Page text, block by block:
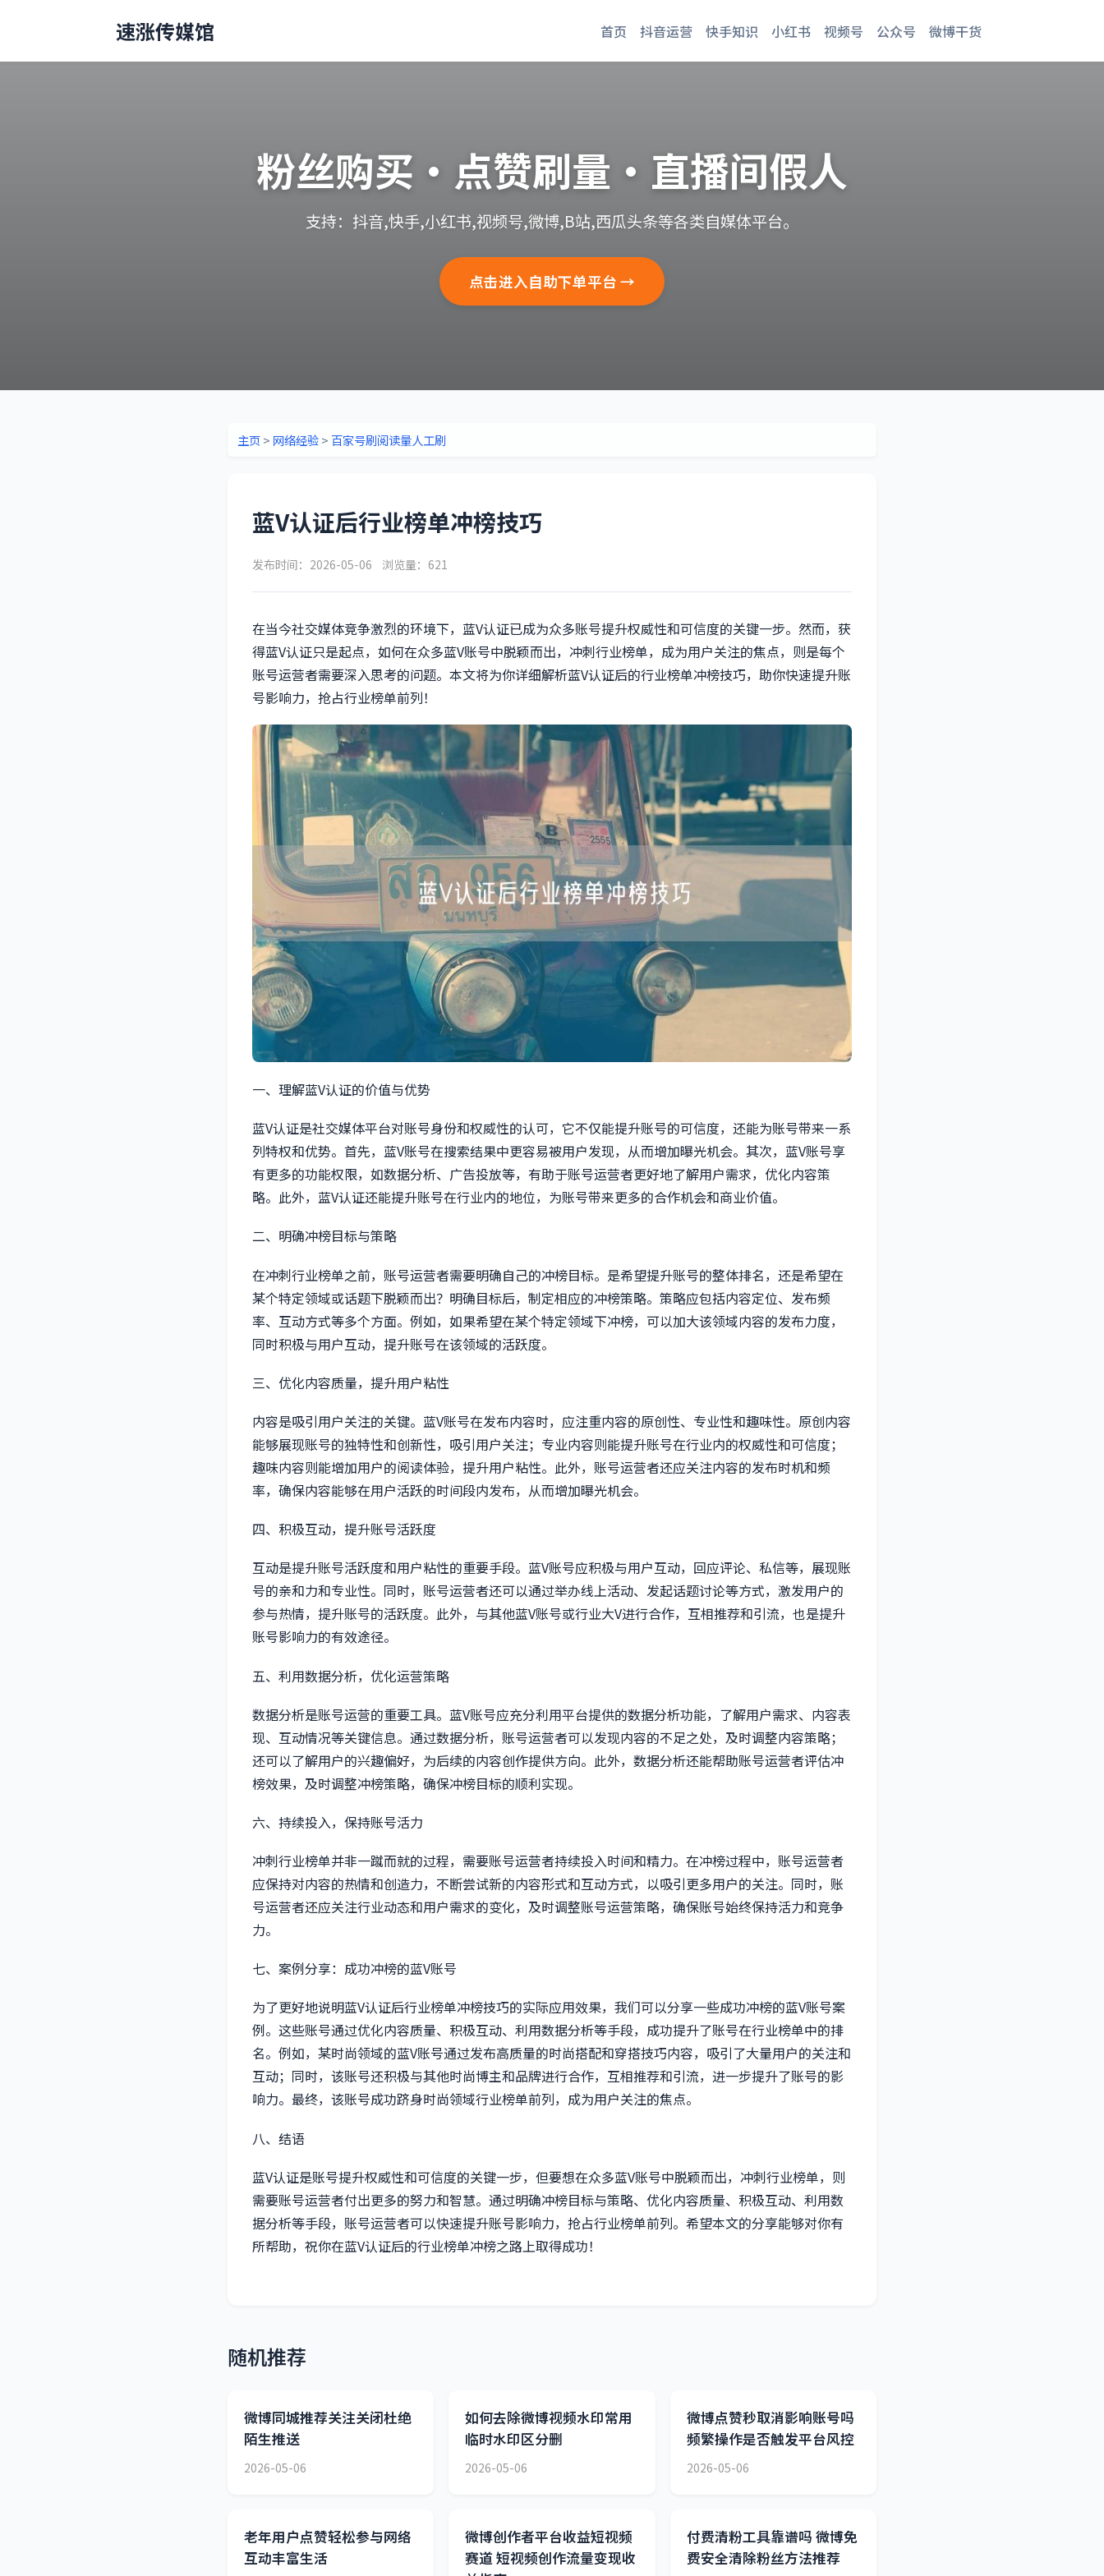
速涨传媒馆 首页 抖音运营 快手知识 小红书 视频号 公众号 微博干货
粉丝购买·点赞刷量·直播间假人
支持：抖音,快手,小红书,视频号,微博,B站,西瓜头条等各类自媒体平台。
点击进入自助下单平台 →
主页> 网络经验> 百家号刷阅读量人工刷
蓝V认证后行业榜单冲榜技巧
发布时间：2026-05-06 浏览量：621
在当今社交媒体竞争激烈的环境下，蓝V认证已成为众多账号提升权威性和可信度的关键一步。然而，获
得蓝V认证只是起点，如何在众多蓝V账号中脱颖而出，冲刺行业榜单，成为用户关注的焦点，则是每个
账号运营者需要深入思考的问题。本文将为你详细解析蓝V认证后的行业榜单冲榜技巧，助你快速提升账
号影响力，抢占行业榜单前列！
一、理解蓝V认证的价值与优势
蓝V认证是社交媒体平台对账号身份和权威性的认可，它不仅能提升账号的可信度，还能为账号带来一系
列特权和优势。首先，蓝V账号在搜索结果中更容易被用户发现，从而增加曝光机会。其次，蓝V账号享
有更多的功能权限，如数据分析、广告投放等，有助于账号运营者更好地了解用户需求，优化内容策
略。此外，蓝V认证还能提升账号在行业内的地位，为账号带来更多的合作机会和商业价值。
二、明确冲榜目标与策略
在冲刺行业榜单之前，账号运营者需要明确自己的冲榜目标。是希望提升账号的整体排名，还是希望在
某个特定领域或话题下脱颖而出？明确目标后，制定相应的冲榜策略。策略应包括内容定位、发布频
率、互动方式等多个方面。例如，如果希望在某个特定领域下冲榜，可以加大该领域内容的发布力度，
同时积极与用户互动，提升账号在该领域的活跃度。
三、优化内容质量，提升用户粘性
内容是吸引用户关注的关键。蓝V账号在发布内容时，应注重内容的原创性、专业性和趣味性。原创内容
能够展现账号的独特性和创新性，吸引用户关注；专业内容则能提升账号在行业内的权威性和可信度；
趣味内容则能增加用户的阅读体验，提升用户粘性。此外，账号运营者还应关注内容的发布时机和频
率，确保内容能够在用户活跃的时间段内发布，从而增加曝光机会。
四、积极互动，提升账号活跃度
互动是提升账号活跃度和用户粘性的重要手段。蓝V账号应积极与用户互动，回应评论、私信等，展现账
号的亲和力和专业性。同时，账号运营者还可以通过举办线上活动、发起话题讨论等方式，激发用户的
参与热情，提升账号的活跃度。此外，与其他蓝V账号或行业大V进行合作，互相推荐和引流，也是提升
账号影响力的有效途径。
五、利用数据分析，优化运营策略
数据分析是账号运营的重要工具。蓝V账号应充分利用平台提供的数据分析功能，了解用户需求、内容表
现、互动情况等关键信息。通过数据分析，账号运营者可以发现内容的不足之处，及时调整内容策略；
还可以了解用户的兴趣偏好，为后续的内容创作提供方向。此外，数据分析还能帮助账号运营者评估冲
榜效果，及时调整冲榜策略，确保冲榜目标的顺利实现。
六、持续投入，保持账号活力
冲刺行业榜单并非一蹴而就的过程，需要账号运营者持续投入时间和精力。在冲榜过程中，账号运营者
应保持对内容的热情和创造力，不断尝试新的内容形式和互动方式，以吸引更多用户的关注。同时，账
号运营者还应关注行业动态和用户需求的变化，及时调整账号运营策略，确保账号始终保持活力和竞争
力。
七、案例分享：成功冲榜的蓝V账号
为了更好地说明蓝V认证后行业榜单冲榜技巧的实际应用效果，我们可以分享一些成功冲榜的蓝V账号案
例。这些账号通过优化内容质量、积极互动、利用数据分析等手段，成功提升了账号在行业榜单中的排
名。例如，某时尚领域的蓝V账号通过发布高质量的时尚搭配和穿搭技巧内容，吸引了大量用户的关注和
互动；同时，该账号还积极与其他时尚博主和品牌进行合作，互相推荐和引流，进一步提升了账号的影
响力。最终，该账号成功跻身时尚领域行业榜单前列，成为用户关注的焦点。
八、结语
蓝V认证是账号提升权威性和可信度的关键一步，但要想在众多蓝V账号中脱颖而出，冲刺行业榜单，则
需要账号运营者付出更多的努力和智慧。通过明确冲榜目标与策略、优化内容质量、积极互动、利用数
据分析等手段，账号运营者可以快速提升账号影响力，抢占行业榜单前列。希望本文的分享能够对你有
所帮助，祝你在蓝V认证后的行业榜单冲榜之路上取得成功！
随机推荐
微博同城推荐关注关闭杜绝
陌生推送
2026-05-06
如何去除微博视频水印常用
临时水印区分删
2026-05-06
微博点赞秒取消影响账号吗
频繁操作是否触发平台风控
2026-05-06
老年用户点赞轻松参与网络
互动丰富生活
微博创作者平台收益短视频
赛道 短视频创作流量变现收
付费清粉工具靠谱吗 微博免
费安全清除粉丝方法推荐